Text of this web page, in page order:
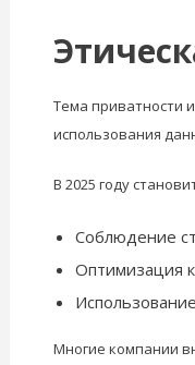
Тема приватности
использования
В 2025 году
Соблюдение
Оптимизация
Многие компании